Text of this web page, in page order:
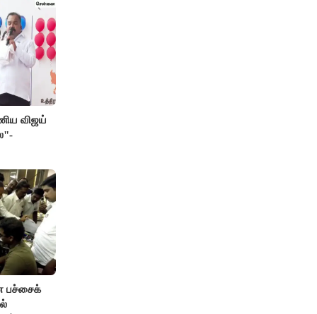
விஜய்
பச்சைக்